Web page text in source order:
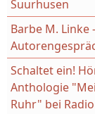
Suurhusen
Barbe M. Linke
Schaltet ein!
Anthologie
Ruhr" bei